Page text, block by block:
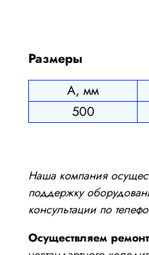
Размеры
А, мм
500
Наша компания
поддержку
консультации по
Осуществляем